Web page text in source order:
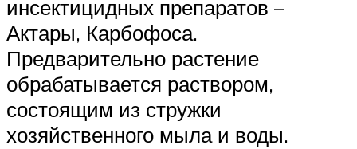
инсектицидных препаратов –
Актары, Карбофоса.
Предварительно растение
обрабатывается раствором,
состоящим из стружки
хозяйственного мыла и воды.